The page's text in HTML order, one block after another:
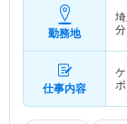
勤務地
分
仕事内容
ケ